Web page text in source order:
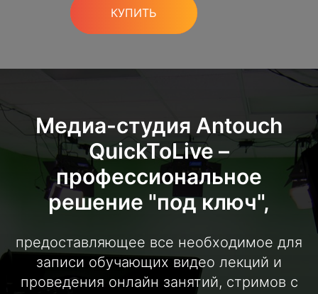
КУПИТЬ
Медиа-студия Antouch
QuickToLive –
профессиональное
решение "под ключ",
предоставляющее все необходимое для
записи обучающих видео лекций и
проведения онлайн занятий, стримов с